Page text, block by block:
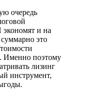
очередь
и на
это
Именно поэтому
лизинг
инструмент,